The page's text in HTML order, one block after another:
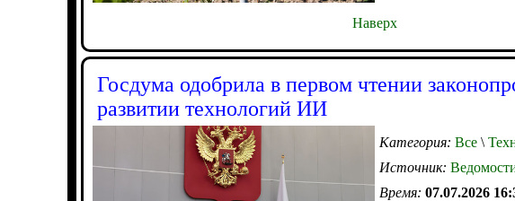
Наверх
Госдума одобрила в первом чтении
развитии технологий ИИ
Категория: Все \
Источник:
Время: 07.07.2026